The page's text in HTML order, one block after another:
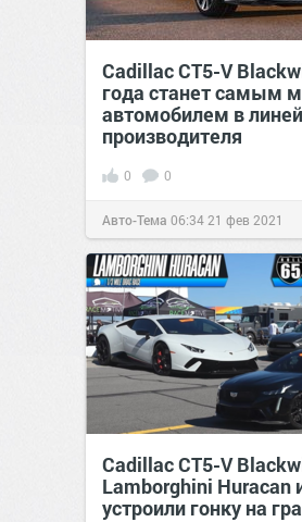
Cadillac CT5-V
года станет самым
автомобилем в
производителя
0 0
Авто-Тема 06:34 21 фев 2021
Cadillac CT5-V
Lamborghini Huracan
устроили гонку на